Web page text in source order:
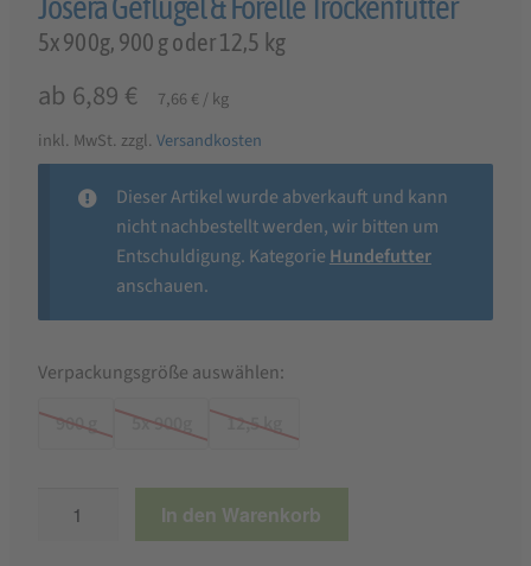
5x 900g, 900 g oder 12,5 kg
ab 6,89 € 7,66 € /kg
inkl. MwSt. zzgl. Versandkosten
Dieser Artikel wurde abverkauft und kann
nicht nachbestellt werden, wir bitten um
Entschuldigung. Kategorie Hundefutter
anschauen.
Verpackungsgröße auswählen:
900 g
5x 900g 12,5 kg
Geflügel
In den Warenkorb